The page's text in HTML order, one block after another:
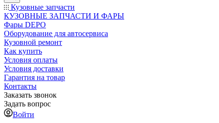
Кузовные запчасти
КУЗОВНЫЕ ЗАПЧАСТИ И ФАРЫ
Фары DEPO
Оборудование для автосервиса
Кузовной ремонт
Как купить
Условия оплаты
Условия доставки
Гарантия на товар
Контакты
Заказать звонок
Задать вопрос
Войти